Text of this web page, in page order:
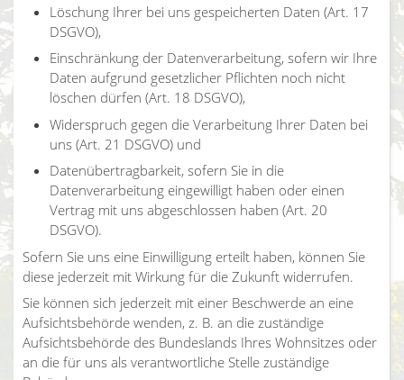
Löschung Ihrer bei uns gespeicherten Daten (Art. 17
DSGVO),
Einschränkung der Datenverarbeitung, sofern wir Ihre
Daten aufgrund gesetzlicher Pflichten noch nicht
löschen dürfen (Art. 18 DSGVO),
Widerspruch gegen die Verarbeitung Ihrer Daten bei
uns (Art. 21 DSGVO) und
Datenübertragbarkeit, sofern Sie in die
Datenverarbeitung eingewilligt haben oder einen
Vertrag mit uns abgeschlossen haben (Art. 20
DSGVO).
Sofern Sie uns eine Einwilligung erteilt haben, können Sie
diese jederzeit mit Wirkung für die Zukunft widerrufen.
Sie können sich jederzeit mit einer Beschwerde an eine
Aufsichtsbehörde wenden, z. B. an die zuständige
Aufsichtsbehörde des Bundeslands Ihres Wohnsitzes oder
an die für uns als verantwortliche Stelle zuständige